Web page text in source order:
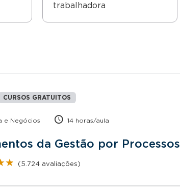
trabalhadora
CURSOS GRATUITOS
e Negócios 14 horas/aula
da Gestão por Processos
(5.724 avaliações)